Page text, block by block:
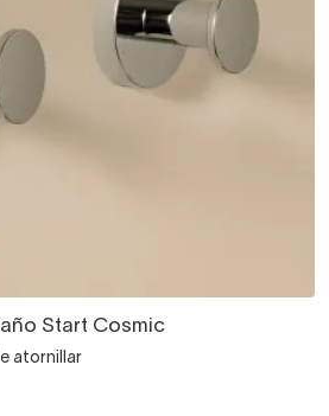
Start Cosmic
atornillar